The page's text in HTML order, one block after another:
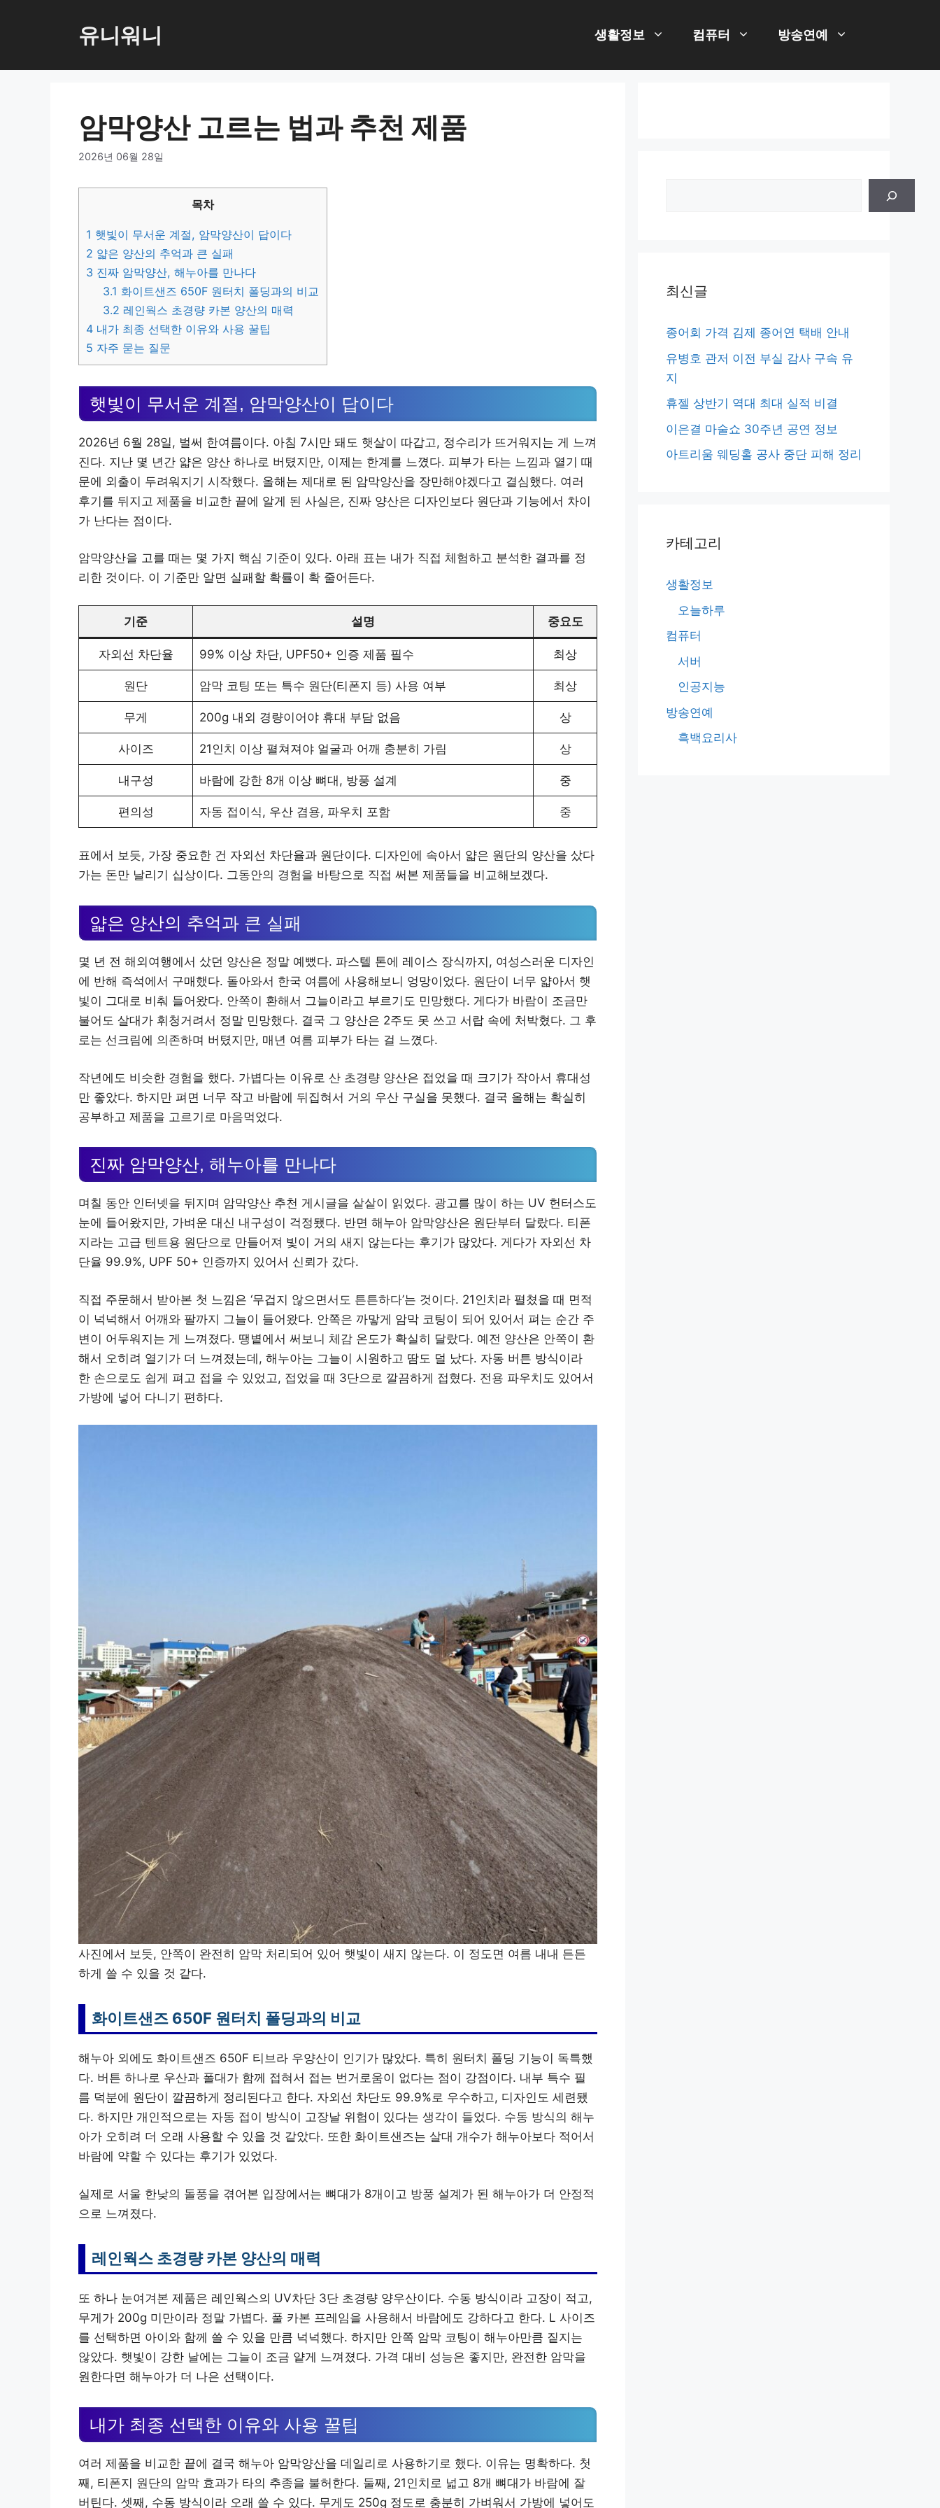
로
유니워니 생활정보 컴퓨터 방송연예
암막양산 고르는 법과 추천 제품
2026년 06월 28일
목차
1 햇빛이 무서운 계절, 암막양산이 답이다
2 얇은 양산의 추억과 큰 실패
3 진짜 암막양산, 해누아를 만나다
3.1 화이트샌즈 650F 원터치 폴딩과의 비교
3.2 레인웍스 초경량 카본 양산의 매력
4 내가 최종 선택한 이유와 사용 꿀팁
5 자주 묻는 질문
햇빛이 무서운 계절, 암막양산이 답이다
2026년 6월 28일, 벌써 한여름이다. 아침 7시만 돼도 햇살이 따갑고, 정수리가 뜨거워지는 게 느껴
진다. 지난 몇 년간 얇은 양산 하나로 버텼지만, 이제는 한계를 느꼈다. 피부가 타는 느낌과 열기 때
문에 외출이 두려워지기 시작했다. 올해는 제대로 된 암막양산을 장만해야겠다고 결심했다. 여러
후기를 뒤지고 제품을 비교한 끝에 알게 된 사실은, 진짜 양산은 디자인보다 원단과 기능에서 차이
가 난다는 점이다.
암막양산을 고를 때는 몇 가지 핵심 기준이 있다. 아래 표는 내가 직접 체험하고 분석한 결과를 정
리한 것이다. 이 기준만 알면 실패할 확률이 확 줄어든다.
기준 설명 중요도
자외선 차단율 99% 이상 차단, UPF50+ 인증 제품 필수 최상
원단 암막 코팅 또는 특수 원단(티폰지 등) 사용 여부 최상
무게 200g 내외 경량이어야 휴대 부담 없음 상
사이즈 21인치 이상 펼쳐져야 얼굴과 어깨 충분히 가림 상
내구성 바람에 강한 8개 이상 뼈대, 방풍 설계 중
편의성 자동 접이식, 우산 겸용, 파우치 포함 중
표에서 보듯, 가장 중요한 건 자외선 차단율과 원단이다. 디자인에 속아서 얇은 원단의 양산을 샀다
가는 돈만 날리기 십상이다. 그동안의 경험을 바탕으로 직접 써본 제품들을 비교해보겠다.
얇은 양산의 추억과 큰 실패
몇 년 전 해외여행에서 샀던 양산은 정말 예뻤다. 파스텔 톤에 레이스 장식까지, 여성스러운 디자인
에 반해 즉석에서 구매했다. 돌아와서 한국 여름에 사용해보니 엉망이었다. 원단이 너무 얇아서 햇
빛이 그대로 비춰 들어왔다. 안쪽이 환해서 그늘이라고 부르기도 민망했다. 게다가 바람이 조금만
불어도 살대가 휘청거려서 정말 민망했다. 결국 그 양산은 2주도 못 쓰고 서랍 속에 처박혔다. 그 후
로는 선크림에 의존하며 버텼지만, 매년 여름 피부가 타는 걸 느꼈다.
작년에도 비슷한 경험을 했다. 가볍다는 이유로 산 초경량 양산은 접었을 때 크기가 작아서 휴대성
만 좋았다. 하지만 펴면 너무 작고 바람에 뒤집혀서 거의 우산 구실을 못했다. 결국 올해는 확실히
공부하고 제품을 고르기로 마음먹었다.
진짜 암막양산, 해누아를 만나다
며칠 동안 인터넷을 뒤지며 암막양산 추천 게시글을 샅샅이 읽었다. 광고를 많이 하는 UV 헌터스도
눈에 들어왔지만, 가벼운 대신 내구성이 걱정됐다. 반면 해누아 암막양산은 원단부터 달랐다. 티폰
지라는 고급 텐트용 원단으로 만들어져 빛이 거의 새지 않는다는 후기가 많았다. 게다가 자외선 차
단율 99.9%, UPF 50+ 인증까지 있어서 신뢰가 갔다.
직접 주문해서 받아본 첫 느낌은 ‘무겁지 않으면서도 튼튼하다’는 것이다. 21인치라 펼쳤을 때 면적
이 넉넉해서 어깨와 팔까지 그늘이 들어왔다. 안쪽은 까맣게 암막 코팅이 되어 있어서 펴는 순간 주
변이 어두워지는 게 느껴졌다. 땡볕에서 써보니 체감 온도가 확실히 달랐다. 예전 양산은 안쪽이 환
해서 오히려 열기가 더 느껴졌는데, 해누아는 그늘이 시원하고 땀도 덜 났다. 자동 버튼 방식이라
한 손으로도 쉽게 펴고 접을 수 있었고, 접었을 때 3단으로 깔끔하게 접혔다. 전용 파우치도 있어서
가방에 넣어 다니기 편하다.
사진에서 보듯, 안쪽이 완전히 암막 처리되어 있어 햇빛이 새지 않는다. 이 정도면 여름 내내 든든
하게 쓸 수 있을 것 같다.
화이트샌즈 650F 원터치 폴딩과의 비교
해누아 외에도 화이트샌즈 650F 티브라 우양산이 인기가 많았다. 특히 원터치 폴딩 기능이 독특했
다. 버튼 하나로 우산과 폴대가 함께 접혀서 접는 번거로움이 없다는 점이 강점이다. 내부 특수 필
름 덕분에 원단이 깔끔하게 정리된다고 한다. 자외선 차단도 99.9%로 우수하고, 디자인도 세련됐
다. 하지만 개인적으로는 자동 접이 방식이 고장날 위험이 있다는 생각이 들었다. 수동 방식의 해누
아가 오히려 더 오래 사용할 수 있을 것 같았다. 또한 화이트샌즈는 살대 개수가 해누아보다 적어서
바람에 약할 수 있다는 후기가 있었다.
실제로 서울 한낮의 돌풍을 겪어본 입장에서는 뼈대가 8개이고 방풍 설계가 된 해누아가 더 안정적
으로 느껴졌다.
레인웍스 초경량 카본 양산의 매력
또 하나 눈여겨본 제품은 레인웍스의 UV차단 3단 초경량 양우산이다. 수동 방식이라 고장이 적고,
무게가 200g 미만이라 정말 가볍다. 풀 카본 프레임을 사용해서 바람에도 강하다고 한다. L 사이즈
를 선택하면 아이와 함께 쓸 수 있을 만큼 넉넉했다. 하지만 안쪽 암막 코팅이 해누아만큼 짙지는
않았다. 햇빛이 강한 날에는 그늘이 조금 얕게 느껴졌다. 가격 대비 성능은 좋지만, 완전한 암막을
원한다면 해누아가 더 나은 선택이다.
내가 최종 선택한 이유와 사용 꿀팁
여러 제품을 비교한 끝에 결국 해누아 암막양산을 데일리로 사용하기로 했다. 이유는 명확하다. 첫
째, 티폰지 원단의 암막 효과가 타의 추종을 불허한다. 둘째, 21인치로 넓고 8개 뼈대가 바람에 잘
버틴다. 셋째, 수동 방식이라 오래 쓸 수 있다. 무게도 250g 정도로 충분히 가벼워서 가방에 넣어도
최신글
종어회 가격 김제 종어연 택배 안내
유병호 관저 이전 부실 감사 구속 유
지
휴젤 상반기 역대 최대 실적 비결
이은결 마술쇼 30주년 공연 정보
아트리움 웨딩홀 공사 중단 피해 정리
카테고리
생활정보
오늘하루
컴퓨터
서버
인공지능
방송연예
흑백요리사